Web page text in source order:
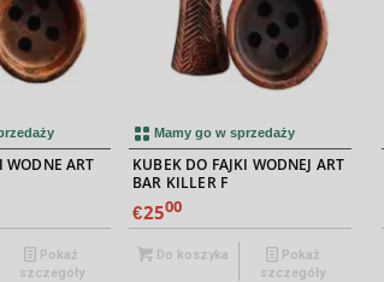
WODNE ART
Pokaż
szczegóły
Mamy go w sprzedaży
KUBEK DO FAJKI WODNEJ ART
BAR KILLER F
€2500
Do koszyka
Pokaż
szczegóły